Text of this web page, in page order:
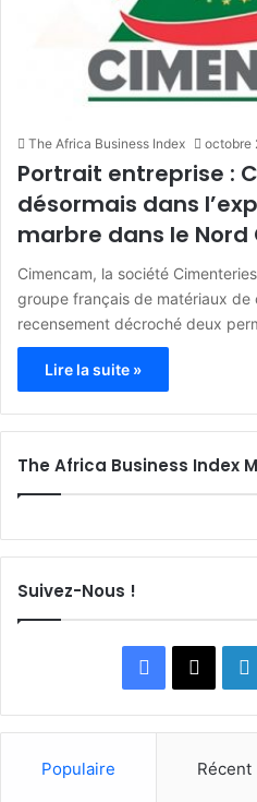
The Africa Business Index octobre
Portrait entreprise :
désormais dans
marbre dans le Nord
Cimencam, la société
groupe français de matériaux de
recensement décroché deux
Lire la suite »
The Africa Business Index
Suivez-Nous !
a
i
Populaire Récent